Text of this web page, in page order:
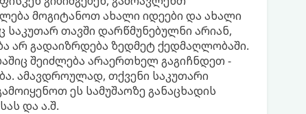
მოგიტანოთ ახალი იდეები და ახალი
საკუთარ თავში დარწმუნებულნი არიან,
არ გადაიზრდება ზედმეტ ქედმაღლობაში.
შეიძლება არაერთხელ გაგიჩნდეთ -
ამავდროულად, თქვენი საკუთარი
ეს სამუშაოზე განაცხადის
და ა.შ.